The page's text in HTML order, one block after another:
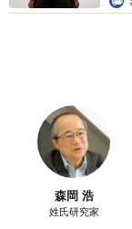
森岡 浩
姓氏研究家